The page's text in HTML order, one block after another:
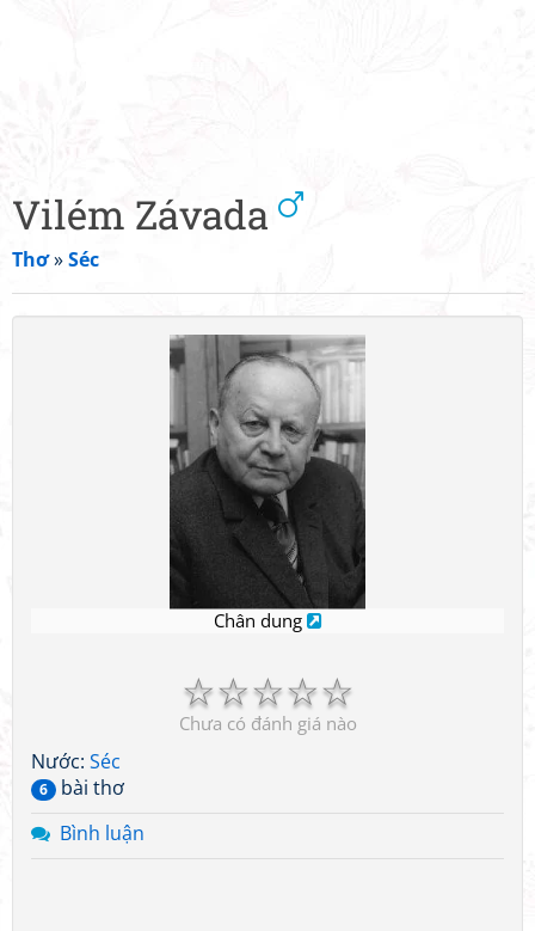
Vilém Závada
Thơ»Séc
Chân dung
☆
☆
☆
☆
☆
Chưa có đánh giá nào
Nước: Séc
6
bài thơ
Bình luận